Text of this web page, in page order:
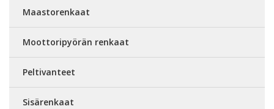
Maastorenkaat
Moottoripyörän renkaat
Peltivanteet
Sisärenkaat